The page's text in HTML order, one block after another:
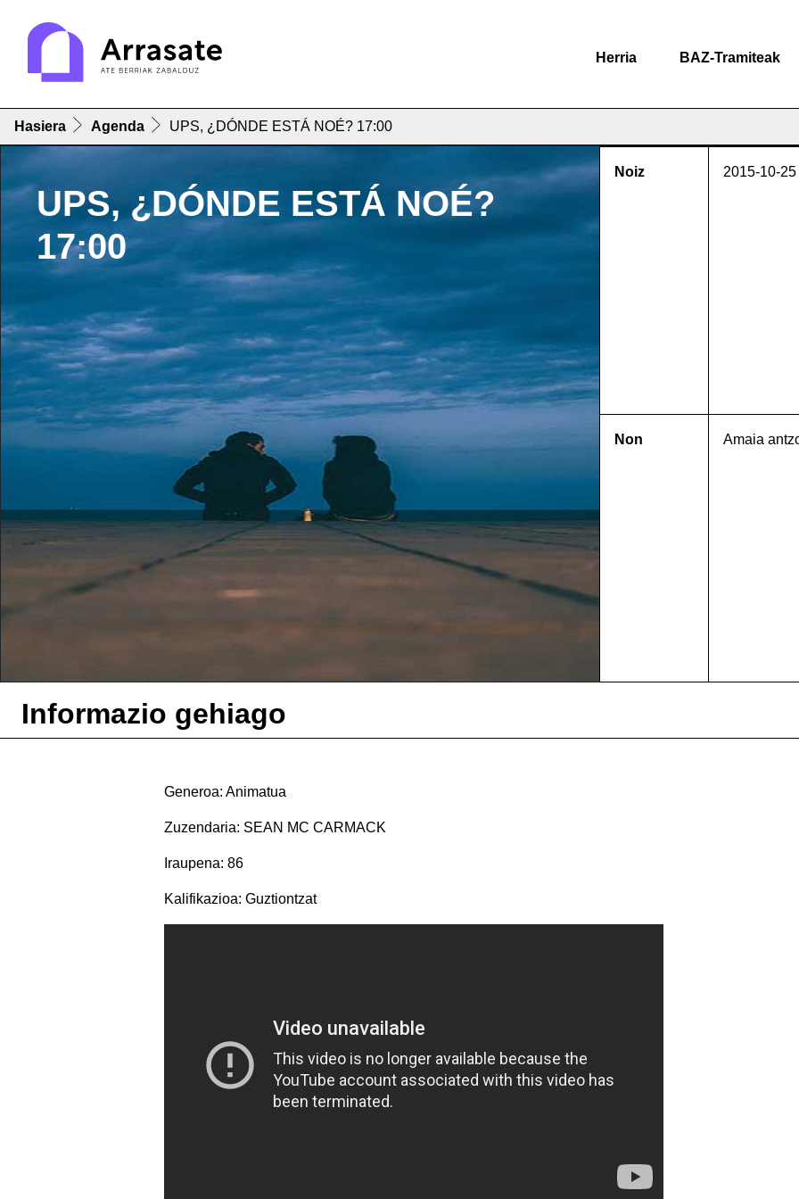
Herria BAZ-Tramiteak
Hasiera Agenda UPS, ¿DÓNDE ESTÁ NOÉ? 17:00
UPS, ¿DÓNDE ESTÁ NOÉ?
17:00
Noiz 2015-10-25
Non Amaia
Informazio gehiago
Generoa: Animatua
Zuzendaria: SEAN MC CARMACK
Iraupena: 86
Kalifikazioa: Guztiontzat